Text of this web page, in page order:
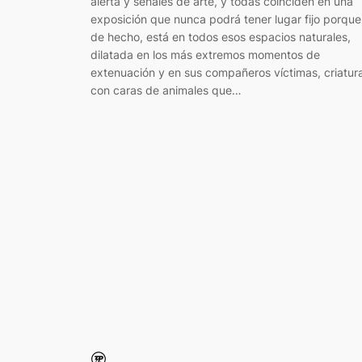
exposición que nunca podrá tener lugar fijo
de hecho, está en todos esos espacios naturales,
dilatada en los más extremos momentos de
extenuación y en sus compañeros víctimas,
con caras de animales que…